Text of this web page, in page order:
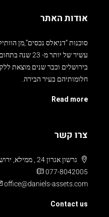
אודות האתר
סוכנות “דניאלס נכסים”,מן
עשיר של יותר
בירושלים וכבר שנים מוצאת
חלומותיהם בעיר הבירה.
Read more
צרו קשר
גרשון אגרון 24 , ממילא, ירושלים
077-8042005
office@daniels-assets.com
Contact us